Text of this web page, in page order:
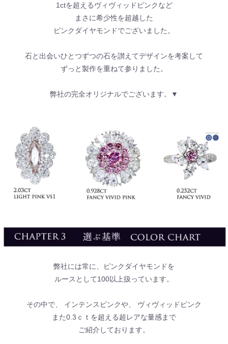
1ctを超えるヴィヴィッドピンクなど
まさに希少性を超越した
ピンクダイヤモンドでございました。
石と出会いひとつずつの石を讃えてデザインを考案して
ずっと製作を重ねて参りました。
弊社の完全オリジナルでございます。▼
弊社には常に、ピンクダイヤモンドを
ルースとして100以上扱っています。
その中で、 インテンスピンクや、 ヴィヴィッドピンク
また0.3ｃｔを超える超レアな量感まで
ご紹介しております。